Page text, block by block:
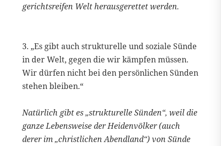
gerichtsreifen Welt herausgerettet werden.
3. „Es gibt auch strukturelle und soziale Sünde
in der Welt, gegen die wir kämpfen müssen.
Wir dürfen nicht bei den persönlichen Sünden
stehen bleiben.“
Natürlich gibt es „strukturelle Sünden“, weil die
ganze Lebensweise der Heidenvölker (auch
derer im „christlichen Abendland“) von Sünde